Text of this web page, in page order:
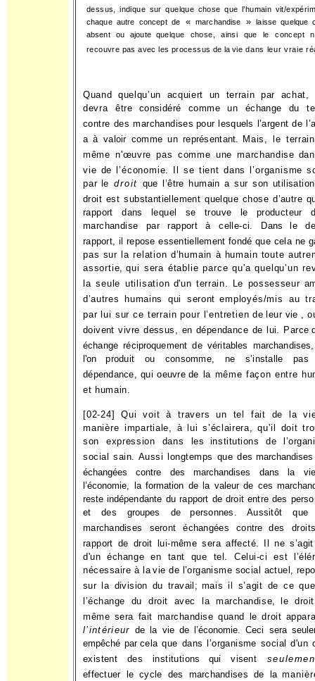
dessus, indique sur quelque chose que l’humain vit/
chaque autre concept de
« marchandise » laisse quelque
absent ou ajoute quelque chose, ainsi que le concept
recouvre pas avec les processus de la vie dans leur vraie
Quand quelqu’un acquiert un terrain par achat,
devra être
considéré comme un échange du
contre des marchandises pour lesquels l’argent de
a à valoir comme un représentant. Mais, le
même n'œuvre pas comme une marchandise
vie de l’économie. Il se tient dans l’organisme
par le droit que l’être humain a sur son
droit est sub­stantiellement quelque chose d’autre
rapport dans lequel se trouve le producteur
marchandise par rapport à celle-ci. Dans
le
rapport, il repose essentiellement fondé que cela ne
pas sur la relation d’humain à humain toute
assortie, qui sera établie parce qu'a quelqu’un
la seule utilisation d'un terrain. Le possesseur
d’autres humains qui seront employés/mis au
par lui sur ce terrain pour l’entretien de leur vie ,
doivent vivre dessus, en dépendance de lui. Parce
échange réciproquement de véritables
l'on
produit ou consomme, ne s’installe pas
dépendance, qui oeuvre de la même façon entre
et humain.
[02-24] Qui voit à travers un tel fait de la
manière impar­tiale, à lui s’éclairera, qu’il doit
son expression dans les
institutions de
social sain. Aussi longtemps que des
échangées contre des marchandises dans la
l’économie, la formation de la valeur de ces
reste indé­pendante du rapport de droit entre des
et des groupes de
personnes. Aussitôt que
marchandises seront échangées contre
des
rapport de droit lui-même sera affecté. Il ne
d'un échange en tant que tel. Celui-ci est
nécessaire à la vie de l’organisme social actuel,
sur la division du travail; mais il s’agit de ce
l’échange du droit avec la marchandise,
le
même sera fait marchandise quand le droit
l’intérieur de la vie de l’économie. Ceci sera
empêché par cela que dans l’organisme social d'un
existent des institutions
qui visent
effectuer le cycle des marchandises de la